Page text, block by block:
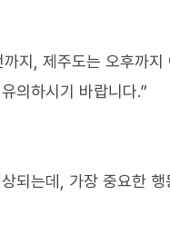
지, 제주도는 오후까
의하시기 바랍니다.”
되는데, 가장 중요한